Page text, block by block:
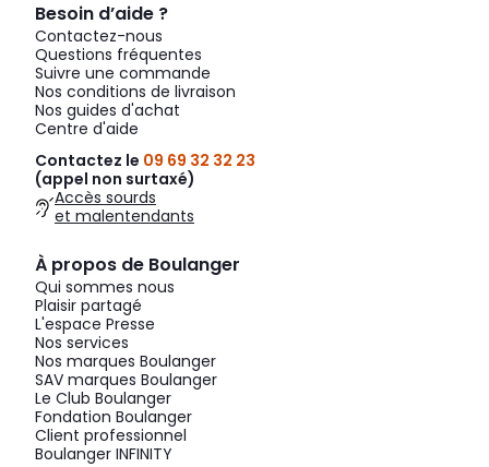
Besoin d’aide ?
Contactez-nous
Questions fréquentes
Suivre une commande
Nos conditions de livraison
Nos guides d'achat
Centre d'aide
Contactez le 09 69 32 32 23
(appel non surtaxé)
Accès sourds
et malentendants
À propos de Boulanger
Qui sommes nous
Plaisir partagé
L'espace Presse
Nos services
Nos marques Boulanger
SAV marques Boulanger
Le Club Boulanger
Fondation Boulanger
Client professionnel
Boulanger INFINITY